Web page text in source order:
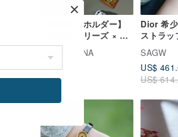
【刺繍キーホルダー】
台湾鉄道シリーズ × 台
湾列車
ICONA
US$ 13.32
Dior 希
ストラッ
クウォッ
式時計
SAGW
US$
US$